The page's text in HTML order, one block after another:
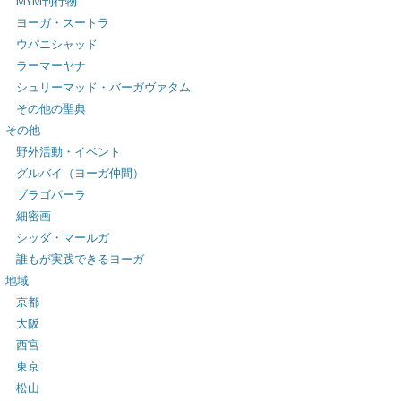
ヨーガ・スートラ
ウパニシャッド
ラーマーヤナ
シュリーマッド・バーガヴァタム
その他の聖典
その他
野外活動・イベント
グルバイ（ヨーガ仲間）
ブラゴパーラ
細密画
シッダ・マールガ
誰もが実践できるヨーガ
地域
京都
大阪
西宮
東京
松山